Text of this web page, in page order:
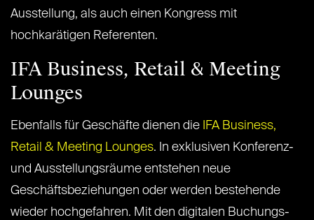
Ausstellung, als auch einen Kongress mit
hochkarätigen Referenten.
IFA Business, Retail & Meeting
Lounges
Ebenfalls für Geschäfte dienen die IFA Business,
Retail & Meeting Lounges. In exklusiven Konferenz-
und Ausstellungsräume entstehen neue
Geschäftsbeziehungen oder werden bestehende
wieder hochgefahren. Mit den digitalen Buchungs-